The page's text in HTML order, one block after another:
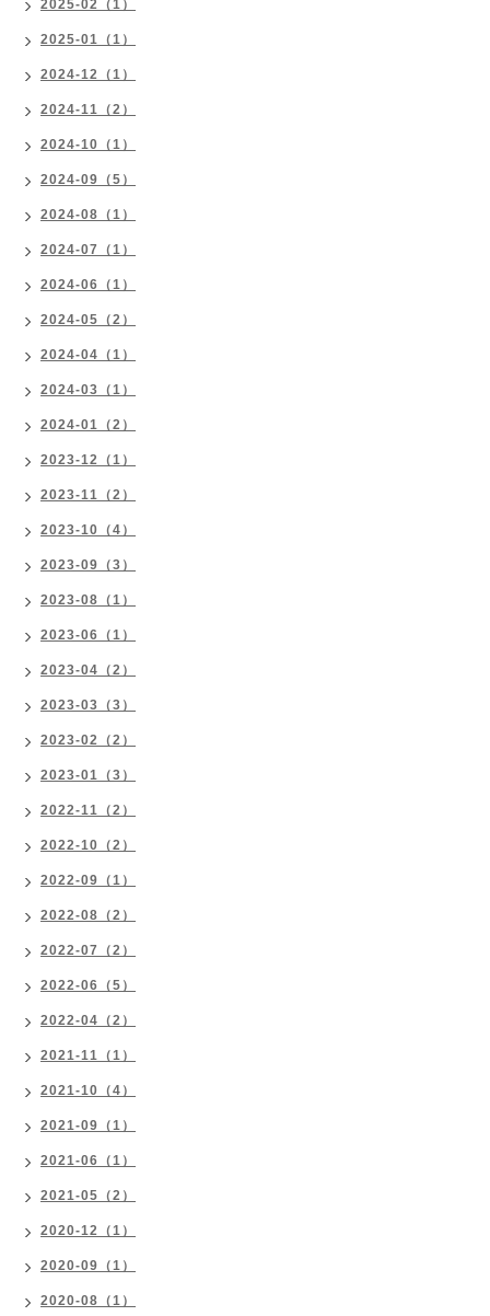
2025-02（1）
2025-01（1）
2024-12（1）
2024-11（2）
2024-10（1）
2024-09（5）
2024-08（1）
2024-07（1）
2024-06（1）
2024-05（2）
2024-04（1）
2024-03（1）
2024-01（2）
2023-12（1）
2023-11（2）
2023-10（4）
2023-09（3）
2023-08（1）
2023-06（1）
2023-04（2）
2023-03（3）
2023-02（2）
2023-01（3）
2022-11（2）
2022-10（2）
2022-09（1）
2022-08（2）
2022-07（2）
2022-06（5）
2022-04（2）
2021-11（1）
2021-10（4）
2021-09（1）
2021-06（1）
2021-05（2）
2020-12（1）
2020-09（1）
2020-08（1）